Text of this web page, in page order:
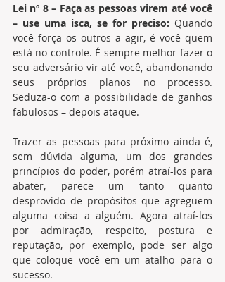
Lei nº 8 – Faça as pessoas virem até você
– use uma isca, se for preciso: Quando
você força os outros a agir, é você quem
está no controle. É sempre melhor fazer o
seu adversário vir até você, abandonando
seus próprios planos no processo.
Seduza-o com a possibilidade de ganhos
fabulosos – depois ataque.
Trazer as pessoas para próximo ainda é,
sem dúvida alguma, um dos grandes
princípios do poder, porém atraí-los para
abater, parece um tanto quanto
desprovido de propósitos que agreguem
alguma coisa a alguém. Agora atraí-los
por admiração, respeito, postura e
reputação, por exemplo, pode ser algo
que coloque você em um atalho para o
sucesso.